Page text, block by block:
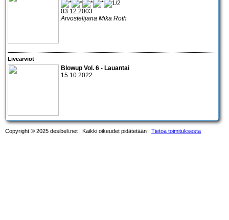
03.12.2003
Arvostelijana Mika Roth
Livearviot
Blowup Vol. 6 - Lauantai
15.10.2022
Copyright © 2025 desibeli.net | Kaikki oikeudet pidätetään | Tietoa toimituksesta